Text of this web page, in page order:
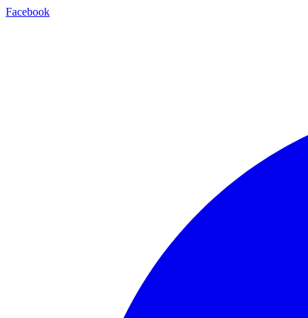
Facebook